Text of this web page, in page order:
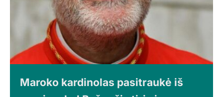
Maroko kardinolas pasitraukė iš